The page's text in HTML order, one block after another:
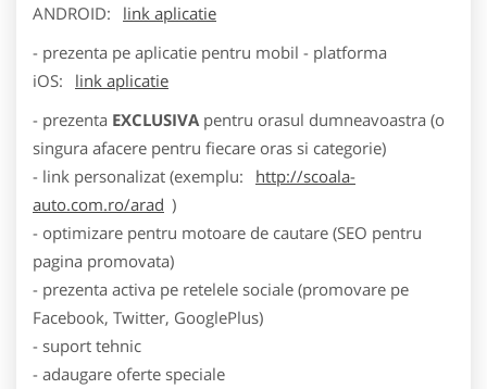
ANDROID:
link aplicatie
- prezenta pe aplicatie pentru mobil - platforma
iOS:
link aplicatie
- prezenta EXCLUSIVA pentru orasul dumneavoastra (o
singura afacere pentru fiecare oras si categorie)
- link personalizat (exemplu:
http://scoala-
auto.com.ro/arad )
- optimizare pentru motoare de cautare (SEO pentru
pagina promovata)
- prezenta activa pe retelele sociale (promovare pe
Facebook, Twitter, GooglePlus)
- suport tehnic
- adaugare oferte speciale